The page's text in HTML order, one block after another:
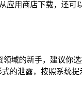
用商店下载，还
域的新手，建议你
的泄露，按照系统